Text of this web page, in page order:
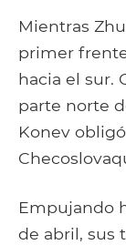
Mientras
primer
hacia el sur.
parte norte
Konev
Empujando
de abril, sus